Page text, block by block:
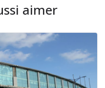
aimer